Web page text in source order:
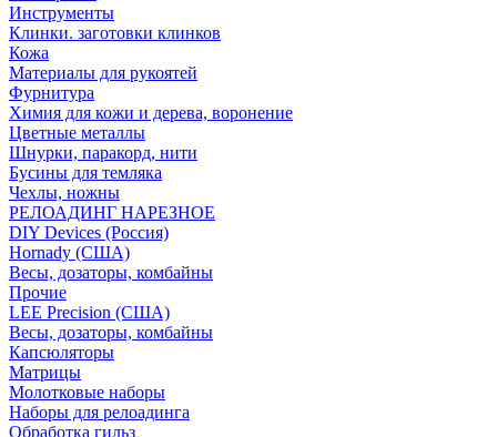
Инструменты
Клинки. заготовки клинков
Кожа
Материалы для рукоятей
Фурнитура
Химия для кожи и дерева, воронение
Цветные металлы
Шнурки, паракорд, нити
Бусины для темляка
Чехлы, ножны
РЕЛОАДИНГ НАРЕЗНОЕ
DIY Devices (Россия)
Hornady (США)
Весы, дозаторы, комбайны
Прочие
LEE Precision (США)
Весы, дозаторы, комбайны
Капсюляторы
Матрицы
Молотковые наборы
Наборы для релоадинга
Обработка гильз